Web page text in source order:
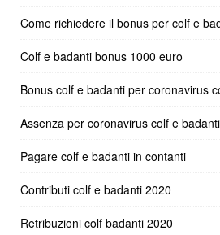
Come richiedere il bonus per colf e
Colf e badanti bonus 1000 euro
Bonus colf e badanti per coronavirus
Assenza per coronavirus colf e badanti
Pagare colf e badanti in contanti
Contributi colf e badanti 2020
Retribuzioni colf badanti 2020